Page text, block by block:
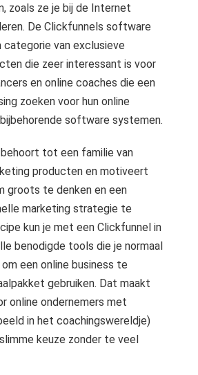
zoals ze je bij de Internet
De Clickfunnels software
van exclusieve
die zeer interessant is voor
en online coaches die een
zoeken voor hun online
software systemen.
tot een familie van
producten en motiveert
groots te denken en een
marketing strategie te
kun je met een Clickfunnel in
benodigde tools die je normaal
een online business te
gebruiken. Dat maakt
online ondernemers met
in het coachingswereldje)
keuze zonder te veel